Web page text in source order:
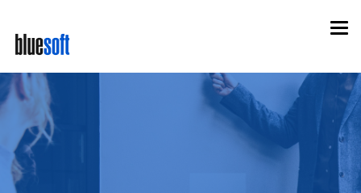
main
content